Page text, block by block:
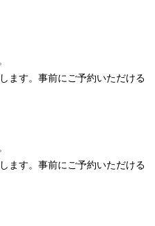
ます。事前にご予約いただける
ます。事前にご予約いただける